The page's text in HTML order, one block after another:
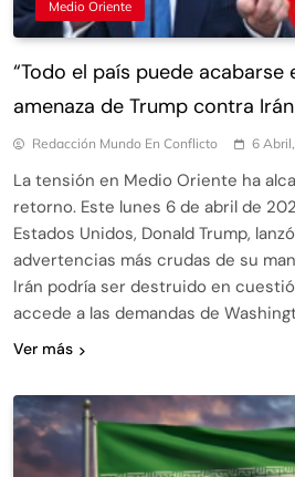
Medio Oriente
“Todo el país puede acabarse
amenaza de Trump contra Irán
Redacción Mundo En Conflicto 6
La tensión en Medio Oriente ha
retorno. Este lunes 6 de abril de
Estados Unidos, Donald Trump,
advertencias más crudas de su
Irán podría ser destruido en
accede a las demandas de
Ver más